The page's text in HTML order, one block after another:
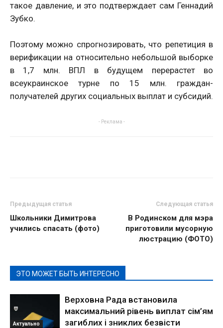
такое давление, и это подтверждает сам Геннадий
Зубко.
Поэтому можно спрогнозировать, что репетиция в
верификации на относительно небольшой выборке
в 1,7 млн. ВПЛ в будущем перерастет во
всеукраинское турне по 15 млн. граждан-
получателей других социальных выплат и субсидий.
- Реклама -
Предыдущая статья
Школьники Димитрова
учились спасать (фото)
Следующая статья
В Родинском для мэра
приготовили мусорную
люстрацию (ФОТО)
ЭТО МОЖЕТ БЫТЬ ИНТЕРЕСНО
Актуально
Верховна Рада встановила
максимальний рівень виплат сім’ям
загиблих і зниклих безвісти